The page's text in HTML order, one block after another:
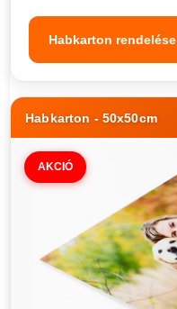
Habkarton rendelése
Habkarton - 50x50cm
AKCIÓ